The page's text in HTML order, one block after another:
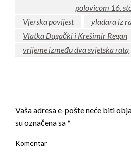
polovicom 16.
Vjerska povijest
vladara iz
Vlatka Dugački i Krešimir Regan
vrijeme između dva svjetska rata
Vaša adresa e-pošte neće biti
su označena sa*
Komentar